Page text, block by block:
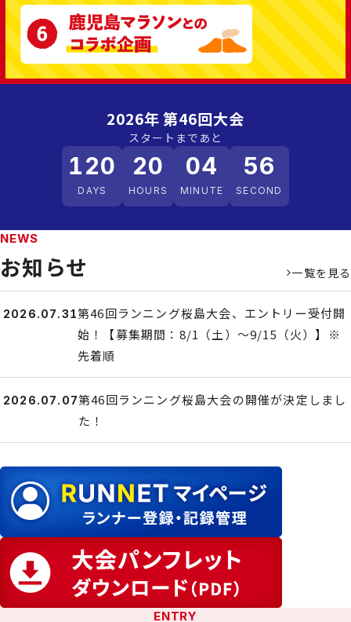
2026年 第46回大会
スタートまであと
120
DAYS
20
HOURS
04
MINUTE
55
SECOND
NEWS
お知らせ 一覧を見る
2026.07.31第46回ランニング桜島大会、エントリー受付開
始！【募集期間：8/1（土）～9/15（火）】※
先着順
2026.07.07第46回ランニング桜島大会の開催が決定しまし
た！
ENTRY